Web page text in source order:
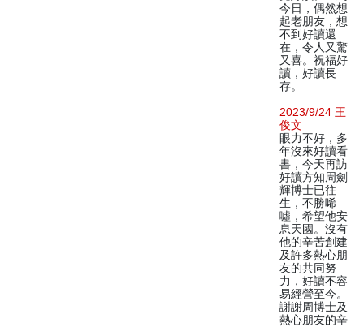
今日，偶然想
起老朋友，想
不到好讀還
在，令人又驚
又喜。祝福好
讀，好讀長
存。
2023/9/24 王
俊文
眼力不好，多
年沒來好讀看
書，今天再訪
好讀方知周劍
輝博士已往
生，不勝唏
噓，希望他安
息天國。沒有
他的辛苦創建
及許多熱心朋
友的共同努
力，好讀不容
易經營至今。
謝謝周博士及
熱心朋友的辛